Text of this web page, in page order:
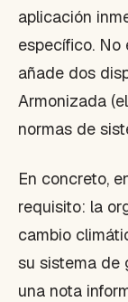
aplicación
específico. No
añade dos
Armonizada
normas de
En concreto,
requisito: la
cambio
su sistema de
una nota